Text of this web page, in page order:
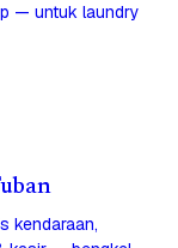
— untuk laundry
kendaraan,